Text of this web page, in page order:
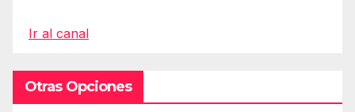
Ir al canal
Otras Opciones